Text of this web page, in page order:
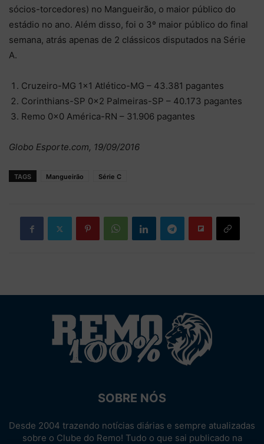
sócios-torcedores) no Mangueirão, o maior público do
estádio no ano. Além disso, foi o 3º maior público do final
semana, atrás apenas de 2 clássicos disputados na Série
A.
Cruzeiro-MG 1×1 Atlético-MG – 43.381 pagantes
Corinthians-SP 0×2 Palmeiras-SP – 40.173 pagantes
Remo 0×0 América-RN – 31.906 pagantes
Globo Esporte.com, 19/09/2016
TAGS Mangueirão Série C
SOBRE NÓS
Desde 2004 trazendo notícias diárias e sempre atualizadas
sobre o Clube do Remo! Tudo o que sai publicado na